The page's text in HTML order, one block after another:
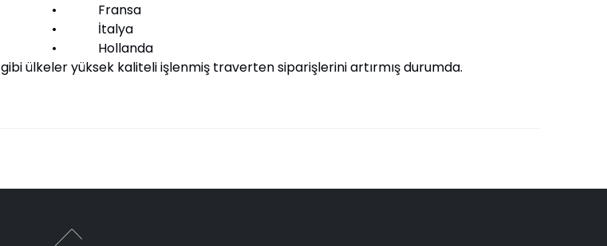
• Fransa
• İtalya
• Hollanda
gibi ülkeler yüksek kaliteli işlenmiş traverten siparişlerini artırmış durumda.